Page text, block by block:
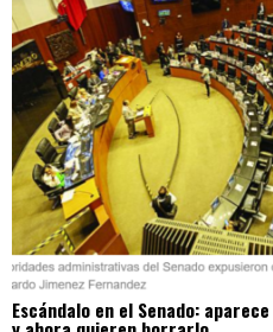
Escándalo en el Senado: